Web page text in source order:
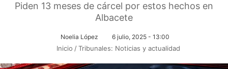
Piden 13 meses de cárcel por estos hechos en
Albacete
Noelia López 6 julio, 2025 - 13:00
Inicio /Tribunales: Noticias y actualidad